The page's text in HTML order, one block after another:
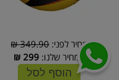
מחיר לפני:349.90 ₪
המחיר שלנו: 299
₪
הוסף לסל